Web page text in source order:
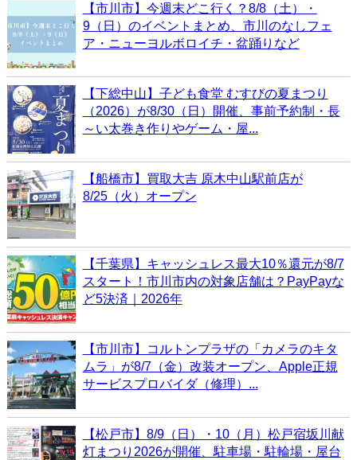
【市川市】今週末どこ行く？8/8（土）・
9（日）のイベントまとめ、市川のなしフェ
ア・ニューヨルボロイチ・盆踊りなど
【下総中山】子ども食堂 むすびの夏まつり
（2026）が8/30（日）開催、事前予約制・長
～い太巻き作りやゲーム・屋...
【船橋市】買取大吉 原木中山駅前店が
8/25（火）オープン
【千葉県】キャッシュレス最大10％還元が8/7
スタート！市川市内の対象店舗は？PayPayな
ど5決済｜2026年
【市川市】コルトンプラザの「カメラのキタ
ムラ」が8/7（金）改装オープン、Apple正規
サービスプロバイダ（修理）...
【松戸市】8/9（日）・10（月）松戸宿坂川献
灯まつり2026が開催、駐車場・駐輪場・屋台